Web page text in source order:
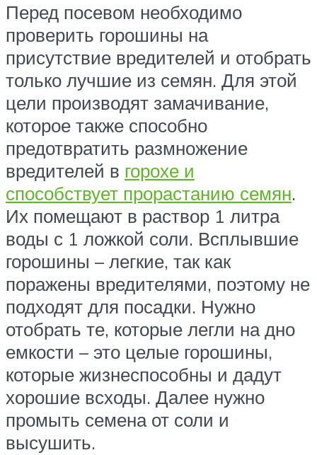
Перед посевом необходимо
проверить горошины на
присутствие вредителей и отобрать
только лучшие из семян. Для этой
цели производят замачивание,
которое также способно
предотвратить размножение
вредителей в горохе и
способствует прорастанию семян.
Их помещают в раствор 1 литра
воды с 1 ложкой соли. Всплывшие
горошины – легкие, так как
поражены вредителями, поэтому не
подходят для посадки. Нужно
отобрать те, которые легли на дно
емкости – это целые горошины,
которые жизнеспособны и дадут
хорошие всходы. Далее нужно
промыть семена от соли и
высушить.